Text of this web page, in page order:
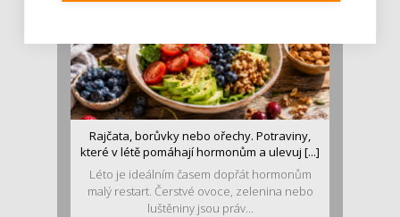
Rajčata, borůvky nebo ořechy. Potraviny,
které v létě pomáhají hormonům a ulevuj [...]
Léto je ideálním časem dopřát hormonům
malý restart. Čerstvé ovoce, zelenina nebo
luštěniny jsou práv...